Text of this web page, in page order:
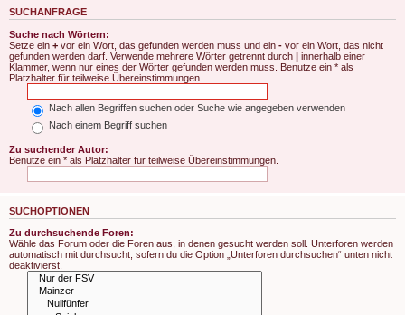
SUCHANFRAGE
Suche nach Wörtern:
Setze ein + vor ein Wort, das gefunden werden muss und ein - vor ein Wort, das nicht
gefunden werden darf. Verwende mehrere Wörter getrennt durch | innerhalb einer
Klammer, wenn nur eines der Wörter gefunden werden muss. Benutze ein * als
Platzhalter für teilweise Übereinstimmungen.
Nach allen Begriffen suchen oder Suche wie angegeben verwenden
Nach einem Begriff suchen
Zu suchender Autor:
Benutze ein * als Platzhalter für teilweise Übereinstimmungen.
SUCHOPTIONEN
Zu durchsuchende Foren:
Wähle das Forum oder die Foren aus, in denen gesucht werden soll. Unterforen werden
automatisch mit durchsucht, sofern du die Option „Unterforen durchsuchen“ unten nicht
deaktivierst.